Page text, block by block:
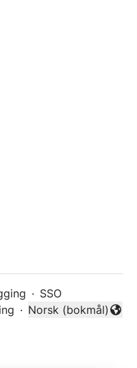
· SSO
·
Endre språk
Norsk (bokmål)